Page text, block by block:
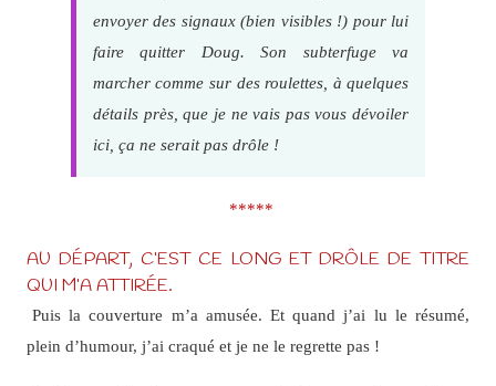
envoyer des signaux (bien visibles !) pour lui
faire quitter Doug. Son subterfuge va
marcher comme sur des roulettes, à quelques
détails près, que je ne vais pas vous dévoiler
ici, ça ne serait pas drôle !
*****
AU DÉPART, C’EST CE LONG ET DRÔLE DE TITRE
QUI M’A ATTIRÉE.
Puis la couverture m’a amusée. Et quand j’ai lu le résumé,
plein d’humour, j’ai craqué et je ne le regrette pas !